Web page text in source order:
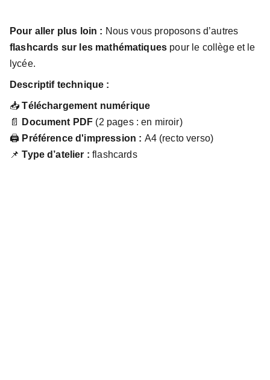
Pour aller plus loin : Nous vous proposons d’autres
flashcards sur les mathématiques pour le collège et le
lycée.
Descriptif technique :
📥 Téléchargement numérique
📄
Document PDF (2 pages : en miroir)
🖨 Préférence d'impression : A4 (recto verso)
📌 Type d’atelier :flashcards